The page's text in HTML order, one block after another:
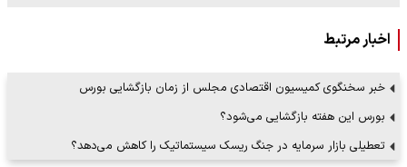
اخبار مرتبط
خبر سخنگوی کمیسیون اقتصادی مجلس از زمان بازگشایی بورس
بورس این هفته بازگشایی می‌شود؟
تعطیلی بازار سرمایه در جنگ ریسک سیستماتیک را کاهش می‌دهد؟